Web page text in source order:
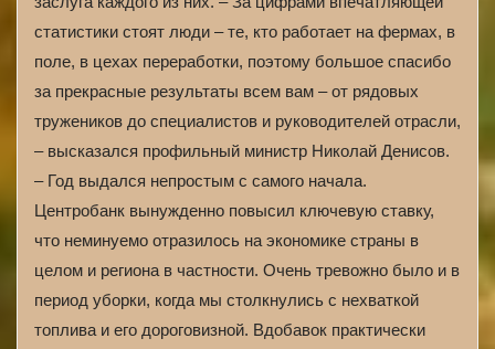
статистики стоят люди – те, кто работает на фермах, в
поле, в цехах переработки, поэтому большое спасибо
за прекрасные результаты всем вам – от рядовых
тружеников до специалистов и руководителей отрасли,
– высказался профильный министр Николай Денисов.
– Год выдался непростым с самого начала.
Центробанк вынужденно повысил ключевую ставку,
что неминуемо отразилось на экономике страны в
целом и региона в частности. Очень тревожно было и в
период уборки, когда мы столкнулись с нехваткой
топлива и его дороговизной. Вдобавок практически